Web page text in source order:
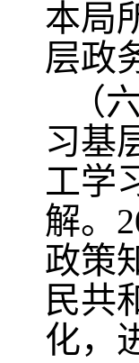
本局
层政
（
习基
工学
解。
政策
民共
化，